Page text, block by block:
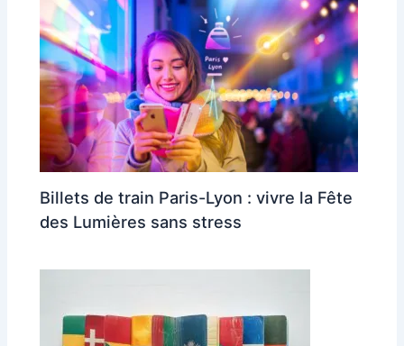
Billets de train Paris-Lyon : vivre la Fête
des Lumières sans stress